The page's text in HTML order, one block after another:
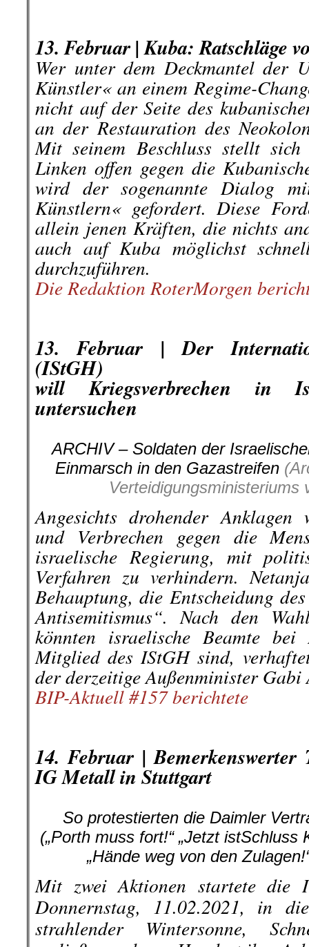
13. Februar |Kuba: Ratschläge
Wer unter dem Deckmantel der
Künstler« an einem Regime-
nicht auf der Seite des
an der Restauration des
Mit seinem Beschluss stellt
Linken offen gegen die
wird der sogenannte Dialog
Künstlern« gefordert. Diese
allein jenen Kräften, die nichts
auch auf Kuba möglichst
durchzuführen.
Die Redaktion RoterMorgen
13. Februar | Der
(IStGH)
will Kriegsverbrechen in
untersuchen
ARCHIV – Soldaten der
Einmarsch in den Gazastreifen
Verteidigungsministeriums
Angesichts drohender Anklagen
und Verbrechen gegen die
israelische Regierung, mit
Verfahren zu verhindern.
Behauptung, die Entscheidung
Antisemitismus“. Nach den
könnten israelische Beamte
Mitglied des IStGH sind,
der derzeitige Außenminister Gabi
BIP-Aktuell #157 berichtete
14. Februar |
IG Metall in Stuttgart
So protestierten die Daimler
(„Porth muss fort!“ „Jetzt istSchluss
„Hände weg von den
Mit zwei Aktionen startete die
Donnernstag, 11.02.2021, in
strahlender Wintersonne,